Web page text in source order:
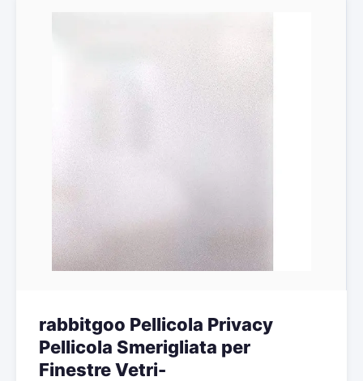
rabbitgoo Pellicola Privacy
Pellicola Smerigliata per
Finestre Vetri-